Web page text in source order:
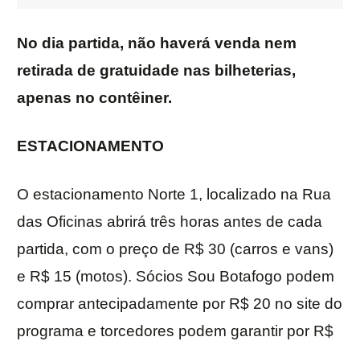
No dia partida, não haverá venda nem
retirada de gratuidade nas bilheterias,
apenas no contêiner.
ESTACIONAMENTO
O estacionamento Norte 1, localizado na Rua
das Oficinas abrirá três horas antes de cada
partida, com o preço de R$ 30 (carros e vans)
e R$ 15 (motos). Sócios Sou Botafogo podem
comprar antecipadamente por R$ 20 no site do
programa e torcedores podem garantir por R$